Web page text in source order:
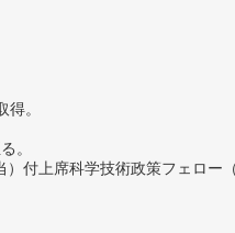
。
。
付上席科学技術政策フェロー（